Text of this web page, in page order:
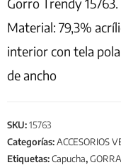
Material: 79,3%
interior con tela
de ancho
SKU:15763
Categorías:ACCESORIOS
Etiquetas:Capucha,GORRA